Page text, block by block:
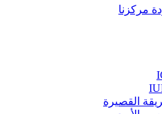
مركزنا
القصيرة